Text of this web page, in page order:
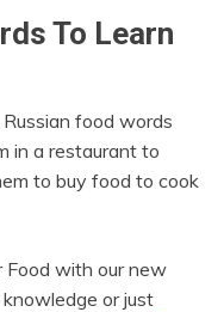
To Learn
food words
in a restaurant to
to buy food to cook
Food with our new
or just